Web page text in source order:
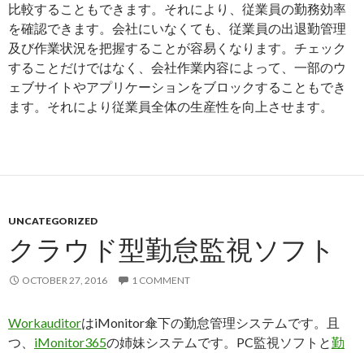
比較することもできます。それにより、従業員の勤務効率
を確認できます。会社にいなくても、従業員の出退勤管理
及び作業状況を把握することが容易くなります。チェック
することだけではなく、会社作業内容によって、一部のウ
ェブサイトやアプリケーションをブロックすることもでき
ます。それにより従業員全体の生産性を向上させます。
UNCATEGORIZED
クラウド型勤怠監視ソフト
OCTOBER 27, 2016 1 COMMENT
WorkauditorはiMonitor傘下の勤怠管理システムです。且
つ、 iMonitor365の姉妹システムです。PC監視ソフトと勤